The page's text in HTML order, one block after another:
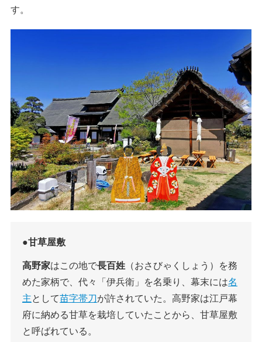
す。
●甘草屋敷
高野家はこの地で長百姓 （おさびゃくしょう）を務
めた家柄で、代々「伊兵衛」を名乗り、幕末には名
主として苗字帯刀が許されていた。高野家は江戸幕
府に納める甘草を栽培していたことから、甘草屋敷
と呼ばれている。